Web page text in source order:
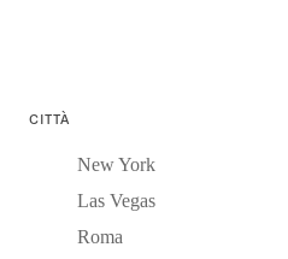
CITTÀ
New York
Las Vegas
Roma